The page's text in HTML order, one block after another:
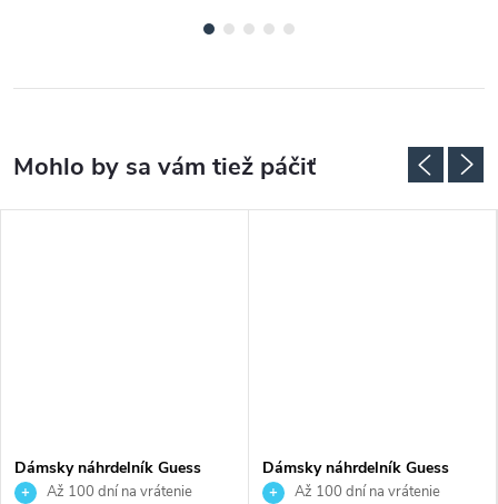
Dámsky náhrdelník Guess
JUBN04606JWRHT
Až 100 dní na vrátenie
Dámsky náhrdelník Guess
JUBN06150JWYGT
Až 100 dní na vrátenie